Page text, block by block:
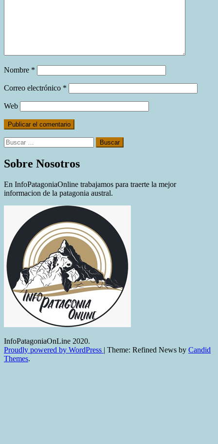
Nombre *
Correo electrónico *
Web
Buscar:
Sobre Nosotros
En InfoPatagoniaOnline trabajamos para traerte la mejor
informacion de la patagonia austral.
InfoPatagoniaOnLine 2020.
Proudly powered by WordPress | Theme: Refined News by Candid
Themes.